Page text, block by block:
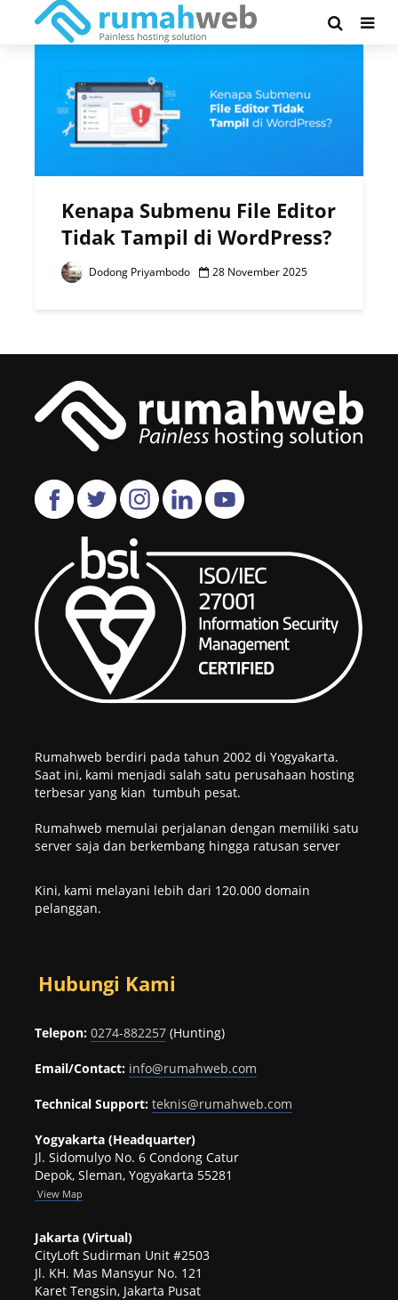
Tag - wordpress editor
Kenapa Submenu File Editor
Tidak Tampil di WordPress?
Dodong Priyambodo 28 November 2025
Rumahweb berdiri pada tahun 2002 di Yogyakarta.
Saat ini, kami menjadi salah satu perusahaan hosting
terbesar yang kian tumbuh pesat.
Rumahweb memulai perjalanan dengan memiliki satu
server saja dan berkembang hingga ratusan server
Kini, kami melayani lebih dari 120.000 domain
pelanggan.
Hubungi Kami
Telepon: 0274-882257 (Hunting)
Email/Contact: info@rumahweb.com
Technical Support: teknis@rumahweb.com
Yogyakarta (Headquarter)
Jl. Sidomulyo No. 6 Condong Catur
Depok, Sleman, Yogyakarta 55281
View Map
Jakarta (Virtual)
CityLoft Sudirman Unit #2503
Jl. KH. Mas Mansyur No. 121
Karet Tengsin, Jakarta Pusat